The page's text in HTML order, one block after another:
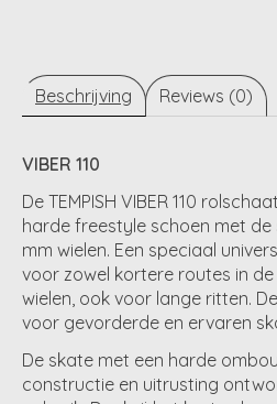
Beschrijving Reviews (0)
VIBER 110
De TEMPISH VIBER 110
harde freestyle schoen met de
mm wielen. Een speciaal
voor zowel kortere routes in
wielen, ook voor lange ritten.
voor gevorderde en ervaren
De skate met een harde
constructie en uitrusting